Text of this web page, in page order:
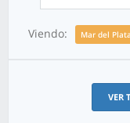
Viendo: Mar del Plata
VER